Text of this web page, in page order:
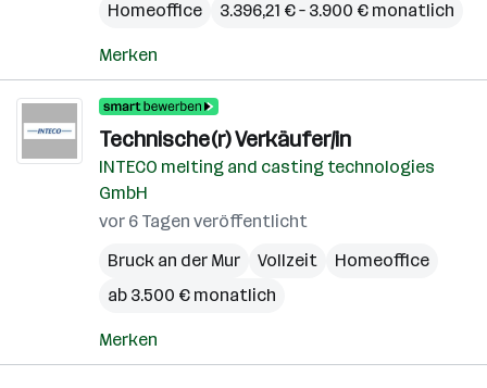
Homeoffice
3.396,21 € – 3.900 € monatlich
Merken
Technische(r) Verkäufer/in
INTECO melting and casting technologies
GmbH
vor 6 Tagen veröffentlicht
Bruck an der Mur
Vollzeit
Homeoffice
ab 3.500 € monatlich
Merken